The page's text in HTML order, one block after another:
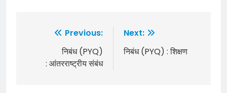
Previous:
निबंध (PYQ)
: आंतरराष्ट्रीय संबंध
Next:
निबंध (PYQ) : शिक्षण